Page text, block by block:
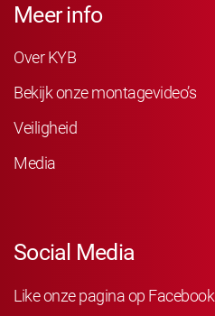
Meer info
Over KYB
Bekijk onze montagevideo’s
Veiligheid
Media
Social Media
Like onze pagina op Facebook